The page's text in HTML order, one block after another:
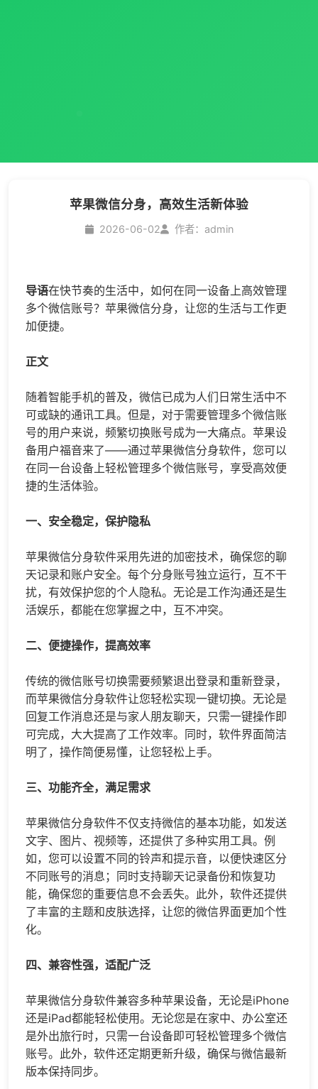
苹果微信分身，高效生活新体验
2026-06-02 作者：admin
导语在快节奏的生活中，如何在同一设备上高效管理
多个微信账号？苹果微信分身，让您的生活与工作更
加便捷。
正文
随着智能手机的普及，微信已成为人们日常生活中不
可或缺的通讯工具。但是，对于需要管理多个微信账
号的用户来说，频繁切换账号成为一大痛点。苹果设
备用户福音来了——通过苹果微信分身软件，您可以
在同一台设备上轻松管理多个微信账号，享受高效便
捷的生活体验。
一、安全稳定，保护隐私
苹果微信分身软件采用先进的加密技术，确保您的聊
天记录和账户安全。每个分身账号独立运行，互不干
扰，有效保护您的个人隐私。无论是工作沟通还是生
活娱乐，都能在您掌握之中，互不冲突。
二、便捷操作，提高效率
传统的微信账号切换需要频繁退出登录和重新登录，
而苹果微信分身软件让您轻松实现一键切换。无论是
回复工作消息还是与家人朋友聊天，只需一键操作即
可完成，大大提高了工作效率。同时，软件界面简洁
明了，操作简便易懂，让您轻松上手。
三、功能齐全，满足需求
苹果微信分身软件不仅支持微信的基本功能，如发送
文字、图片、视频等，还提供了多种实用工具。例
如，您可以设置不同的铃声和提示音，以便快速区分
不同账号的消息；同时支持聊天记录备份和恢复功
能，确保您的重要信息不会丢失。此外，软件还提供
了丰富的主题和皮肤选择，让您的微信界面更加个性
化。
四、兼容性强，适配广泛
苹果微信分身软件兼容多种苹果设备，无论是iPhone
还是iPad都能轻松使用。无论您是在家中、办公室还
是外出旅行时，只需一台设备即可轻松管理多个微信
账号。此外，软件还定期更新升级，确保与微信最新
版本保持同步。